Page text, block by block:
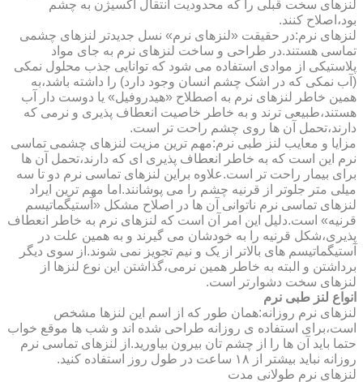
لنزهای سخت قبلی را که محدودیت انتقال اکسیژن به چشم
بود،اصلاح کنند.
لنزهای نرم:در حقیقت «لنزهای نرم» نسل جدیدتر لنزهای چشمی
تماسی هستند.در طراحی و ساخت لنزهای نرم به جای مواد
پلاستیکی از موادی استفاده می شود که توانایی جذب محلول نمکی
(آب نمکی که در اشک چشم انسان وجود دارد) را داشته باشد،به
همین خاطر لنزهای نرم به اصطلاح «هیدروفیل» یا دوست دار آب
هستند،طبیعی ترند و به خاطر خاصیت انعطاف پذیری و نرمی که
دارند،تحمل آن ها روی چشم راحت تر است.
مزایا و معایب لنز طبی نرم:مهم ترین مزیت لنزهای چشمی تماسی
نرم این است که به خاطر انعطاف پذیری ای که دارند،تحمل آن ها
برای بیمار راحت تر است.علاوه براین لنزهای تماسی نرم دو تا سه
میلی متر جلوتر از قرنیه چشم را می پوشانند.اما مهم ترین ایراد
لنزهای تماسی نرم ناتوانی آن ها در اصلاح مشکل «آستیگماتیسم
قرنیه» است.دلیل این امر آن است که لنزهای نرم به خاطر انعطاف
پذیری،شکل قرنیه را به خودشان می گیرند و به همین علت در
آستیگماتیسم های بالاتر از یک و نیم تجویز نمی شوند.از سوی دیگر
برداشتن و البته به خاطر همین نرمی،گذاشتن این نوع لنزها از
لنزهای سخت دشوارتر است.
انواع لنز طبی نرم
لنزهای نرم روزانه:همان طور که از اسم این لنزها مشخص
است،برای استفاده ی روزانه طراحی شده اند و شب ها موقع خواب
حتما باید آن ها را از چشم تان بیرون بیاورید.از لنزهای تماسی نرم
روزانه نباید بیشتر از ۱۸ ساعت در طول روز استفاده کنید.
لنزهای نرم طولانی مدت